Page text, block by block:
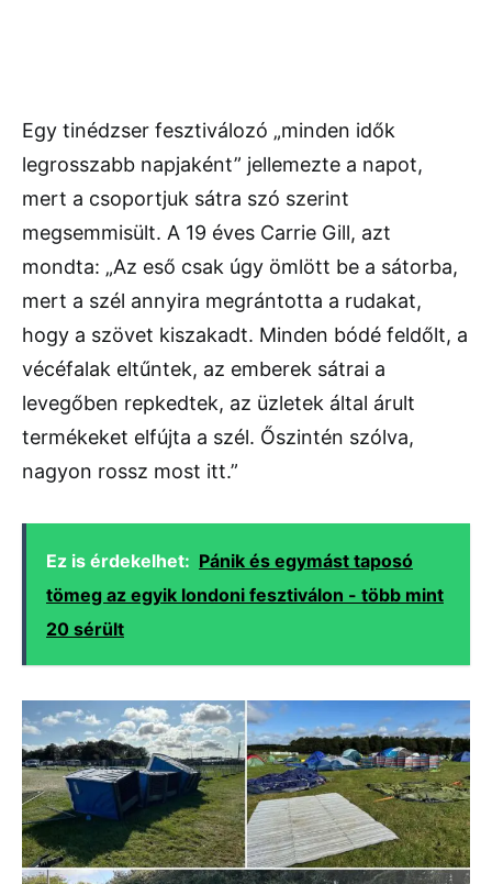
Egy tinédzser fesztiválozó „minden idők
legrosszabb napjaként” jellemezte a napot,
mert a csoportjuk sátra szó szerint
megsemmisült. A 19 éves Carrie Gill, azt
mondta: „Az eső csak úgy ömlött be a sátorba,
mert a szél annyira megrántotta a rudakat,
hogy a szövet kiszakadt. Minden bódé feldőlt, a
vécéfalak eltűntek, az emberek sátrai a
levegőben repkedtek, az üzletek által árult
termékeket elfújta a szél. Őszintén szólva,
nagyon rossz most itt.”
Ez is érdekelhet: Pánik és egymást taposó
tömeg az egyik londoni fesztiválon - több mint
20 sérült